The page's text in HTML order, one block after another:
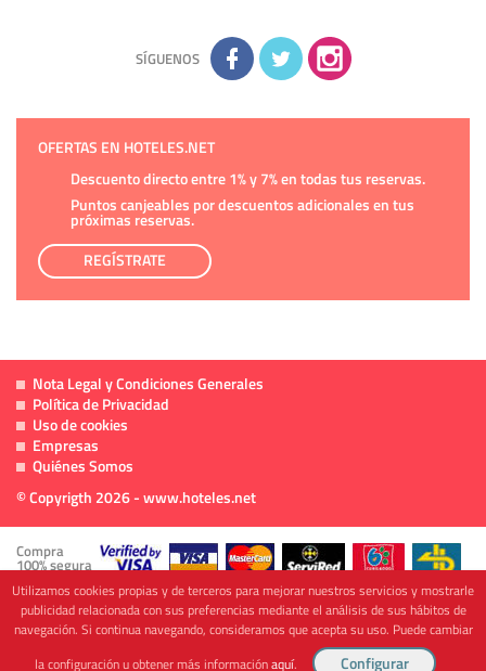
adicional y detallada sobre cómo tratamos sus datos en la
política de privacidad
SÍGUENOS
OFERTAS EN HOTELES.NET
Descuento directo entre 1% y 7% en todas tus reservas.
Puntos canjeables por descuentos adicionales en tus
próximas reservas.
REGÍSTRATE
Nota Legal y Condiciones Generales
Política de Privacidad
Uso de cookies
Empresas
Quiénes Somos
© Copyrigth 2026 - www.hoteles.net
Compra
100% segura
Cofinanciado por
Utilizamos cookies propias y de terceros para mejorar nuestros servicios y mostrarle
publicidad relacionada con sus preferencias mediante el análisis de sus hábitos de
navegación. Si continua navegando, consideramos que acepta su uso. Puede cambiar
la configuración u obtener más informaciónaquí.